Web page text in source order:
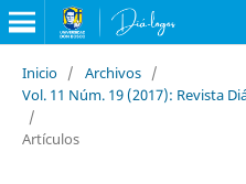
Inicio / Archivos /
Vol. 11 Núm. 19 (2017): Revista
/
Artículos